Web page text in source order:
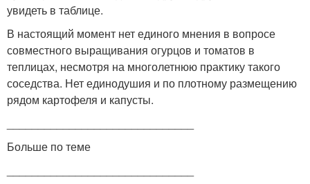
увидеть в таблице.
В настоящий момент нет единого мнения в вопросе
совместного выращивания огурцов и томатов в
теплицах, несмотря на многолетнюю практику такого
соседства. Нет единодушия и по плотному размещению
рядом картофеля и капусты.
Больше по теме